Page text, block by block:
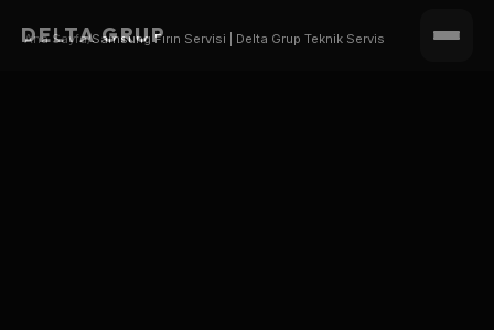
DELTA GRUP
Ana Sayfa/Samsung Fırın Servisi | Delta Grup Teknik Servis